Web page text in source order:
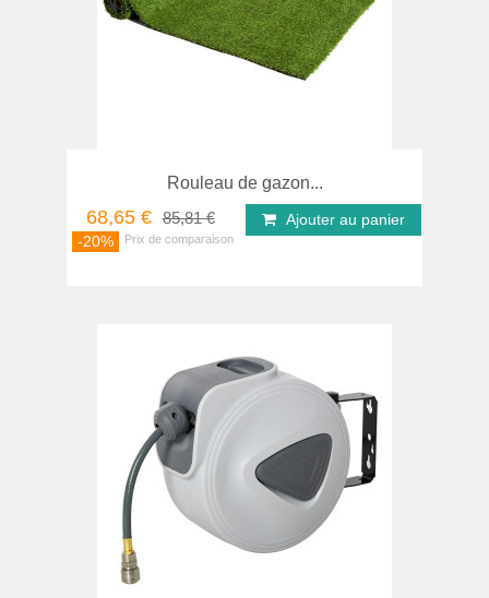
Rouleau de gazon...
68,65 € 85,81 €
-20%
Ajouter au panier